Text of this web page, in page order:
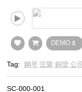
DEMO
Tag: 鋼琴 弦樂 銅管 公
SC-000-001